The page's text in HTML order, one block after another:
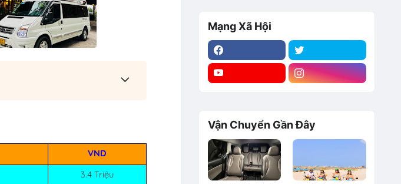
VND
3.4 Triệu
Mạng Xã Hội
Vận Chuyển Gần Đây